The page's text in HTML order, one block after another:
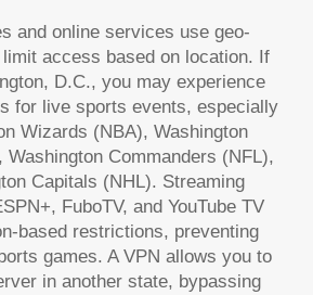
and online services use geo-
access based on location. If
D.C., you may experience
for live sports events, especially
Wizards (NBA), Washington
Washington Commanders (NFL),
Capitals (NHL). Streaming
FuboTV, and YouTube TV
based restrictions, preventing
games. A VPN allows you to
in another state, bypassing